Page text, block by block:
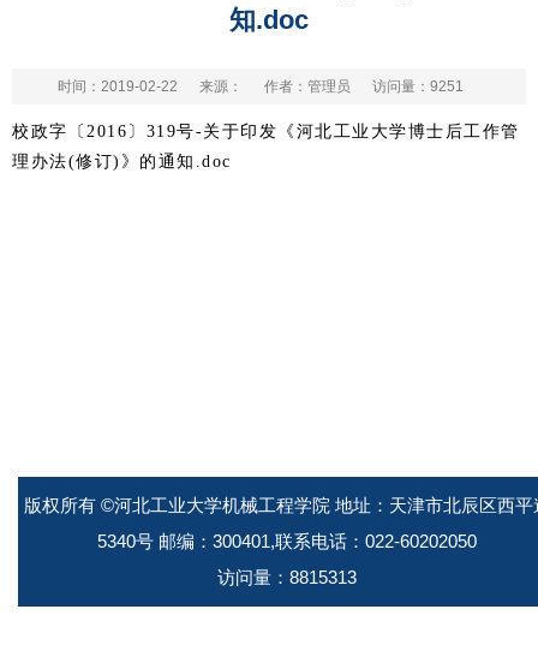
知.doc
时间：2019-02-22 来源： 作者：管理员 访问量： 9251
校政字〔2016〕319号-关于印发《河北工业大学博士后工作管
理办法(修订)》的通知.doc
版权所有 ©河北工业大学机械工程学院 地址：天津市北辰区西平
5340号 邮编：300401,联系电话：022-60202050
访问量： 8815313